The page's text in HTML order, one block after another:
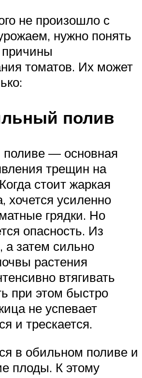
не произошло с
нужно понять
причины
томатов. Их может
полив
— основная
трещин на
стоит жаркая
хочется усиленно
грядки. Но
опасность. Из
а затем сильно
растения
втягивать
при этом быстро
не успевает
и трескается.
в обильном поливе и
плоды. К этому